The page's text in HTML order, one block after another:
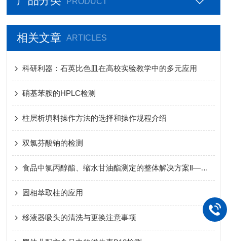
相关文章 ARTICLES
科研利器：石英比色皿在高校实验教学中的多元应用
硝基苯胺的HPLC检测
柱层析填料操作方法的选择和操作规程介绍
双氯芬酸钠的检测
食品中氯丙醇酯、缩水甘油酯测定的整体解决方案Ⅱ—— GB 5009.191-2024
固相萃取柱的应用
移液器吸头的清洗与更换注意事项